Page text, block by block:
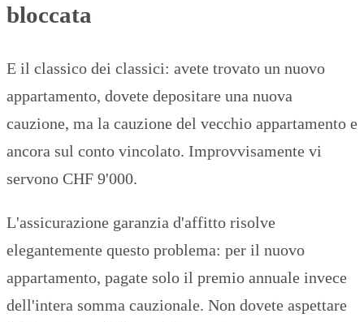
bloccata
E il classico dei classici: avete trovato un nuovo
appartamento, dovete depositare una nuova
cauzione, ma la cauzione del vecchio appartamento e
ancora sul conto vincolato. Improvvisamente vi
servono CHF 9'000.
L'assicurazione garanzia d'affitto risolve
elegantemente questo problema: per il nuovo
appartamento, pagate solo il premio annuale invece
dell'intera somma cauzionale. Non dovete aspettare